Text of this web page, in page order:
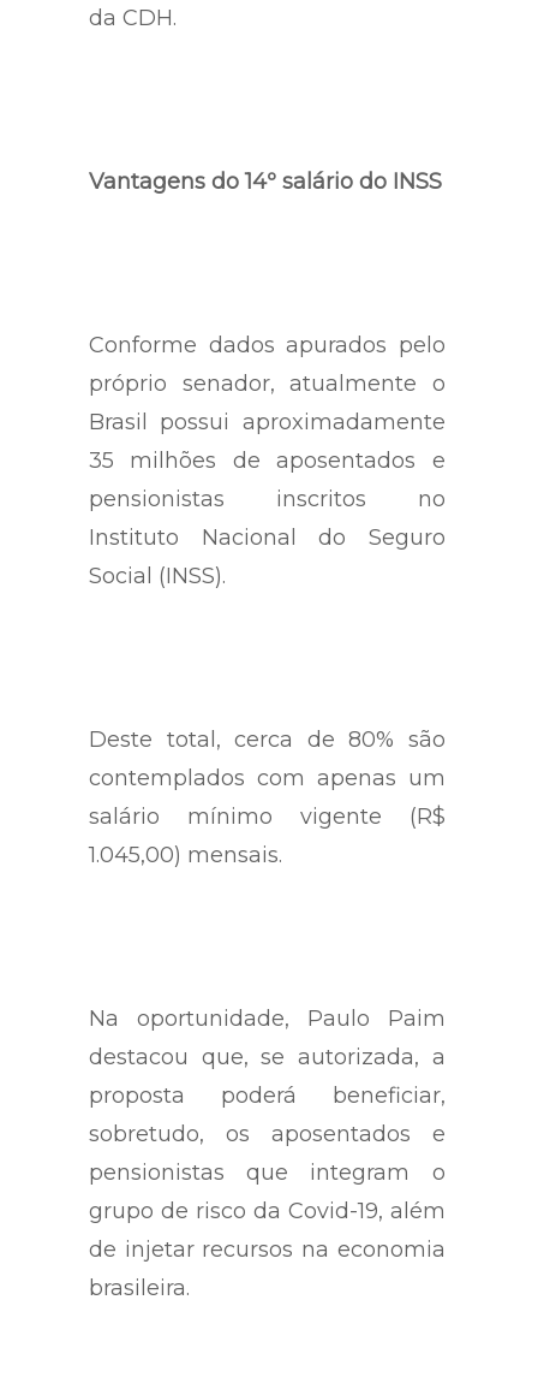
está em análise pela comissão
Conforme dados apurados pelo
próprio senador, atualmente o
Brasil possui aproximadamente
35 milhões de aposentados e
pensionistas inscritos no
Instituto Nacional do Seguro
Deste total, cerca de 80% são
contemplados com apenas um
salário mínimo vigente (R$
Na oportunidade, Paulo Paim
destacou que, se autorizada, a
proposta poderá beneficiar,
sobretudo, os aposentados e
pensionistas que integram o
grupo de risco da Covid-19, além
de injetar recursos na economia